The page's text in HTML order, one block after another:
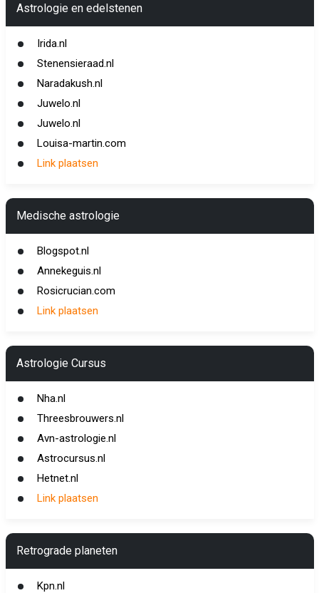
Astrologie en edelstenen
Irida.nl
Stenensieraad.nl
Naradakush.nl
Juwelo.nl
Juwelo.nl
Louisa-martin.com
Link plaatsen
Medische astrologie
Blogspot.nl
Annekeguis.nl
Rosicrucian.com
Link plaatsen
Astrologie Cursus
Nha.nl
Threesbrouwers.nl
Avn-astrologie.nl
Astrocursus.nl
Hetnet.nl
Link plaatsen
Retrograde planeten
Kpn.nl